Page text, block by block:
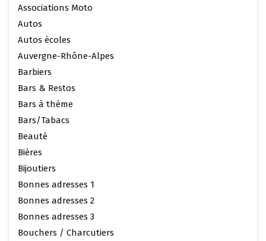
Associations Moto
Autos
Autos écoles
Auvergne-Rhône-Alpes
Barbiers
Bars & Restos
Bars à thème
Bars/Tabacs
Beauté
Bières
Bijoutiers
Bonnes adresses 1
Bonnes adresses 2
Bonnes adresses 3
Bouchers / Charcutiers